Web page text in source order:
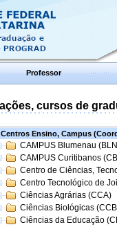
Professor
cursos de
Centros Ensino, Campus
CAMPUS Blumenau
CAMPUS Curitibanos
Centro de Ciências,
Centro Tecnológico de
Ciências Agrárias (CCA)
Ciências Biológicas
Ciências da Educação